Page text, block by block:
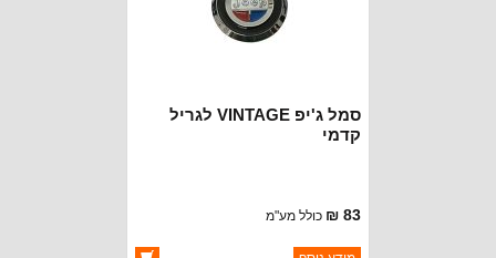
סמל ג'יפ VINTAGE לגריל
קדמי
83 ₪ כולל מע"מ
ברקוד: BJ3460